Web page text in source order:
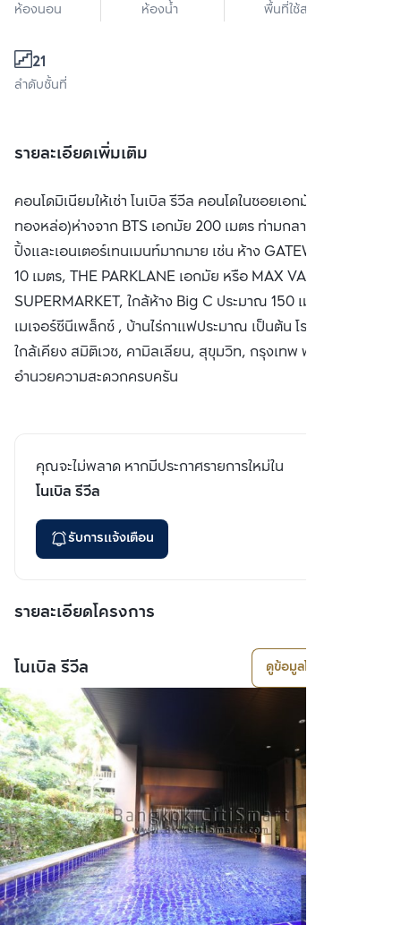
ห้องนอน ห้องน้ำ พื้นที่ใช้สอย
21
ลำดับชั้นที่
รายละเอียดเพิ่มเติม
คอนโดมิเนียมให้เช่า โนเบิล รีวีล คอนโดในซอยเอกมัย (เอกมัย-
ทองหล่อ)ห่างจาก BTS เอกมัย 200 เมตร ท่ามกลางแหล่งช้อป
ปิ้งและเอนเตอร์เทนเมนท์มากมาย เช่น ห้าง GATEWAY ประมาณ
10 เมตร, THE PARKLANE เอกมัย หรือ MAX VALUE
SUPERMARKET, ใกล้ห้าง Big C ประมาณ 150 เมตร, ใกล้ห้าง
เมเจอร์ซีนีเพล็กซ์ , บ้านไร่กาแฟประมาณ เป็นต้น โรงพยาบาล
ใกล้เคียง สมิติเวช, คามิลเลียน, สุขุมวิท, กรุงเทพ พร้อมสิ่ง
อำนวยความสะดวกครบครัน
คุณจะไม่พลาด หากมีประกาศรายการใหม่ใน
โนเบิล รีวีล
รับการแจ้งเตือน
รายละเอียดโครงการ
โนเบิล รีวีล ดูข้อมูลโครงการ